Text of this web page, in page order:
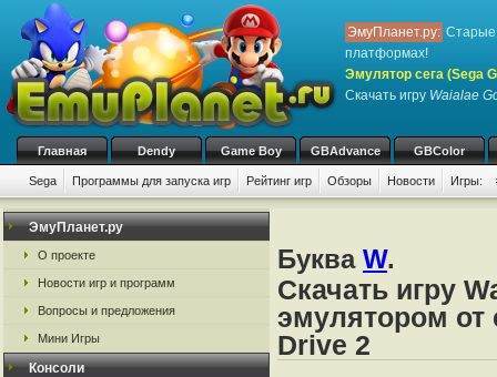
ЭмуПланет.ру: Старые
платформах!
Эмулятор сега (Sega
Скачать игру Waialae
Главная Dendy Game Boy GBAdvance GBColor
Sega Программы для запуска игр Рейтинг игр Обзоры Новости Игры:
ЭмуПланет.ру
О проекте
Новости игр и программ
Вопросы и предложения
Мини Игры
Консоли
Буква W.
Скачать игру
эмулятором от
Drive 2